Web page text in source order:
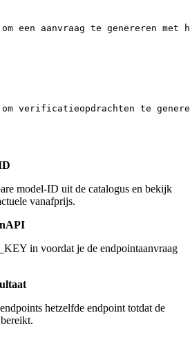
een aanvraag te genereren
om verificatieopdrachten te
model-ID uit de catalogus en bekijk
vanafprijs.
in voordat je de endpointaanvraag
hetzelfde endpoint totdat de